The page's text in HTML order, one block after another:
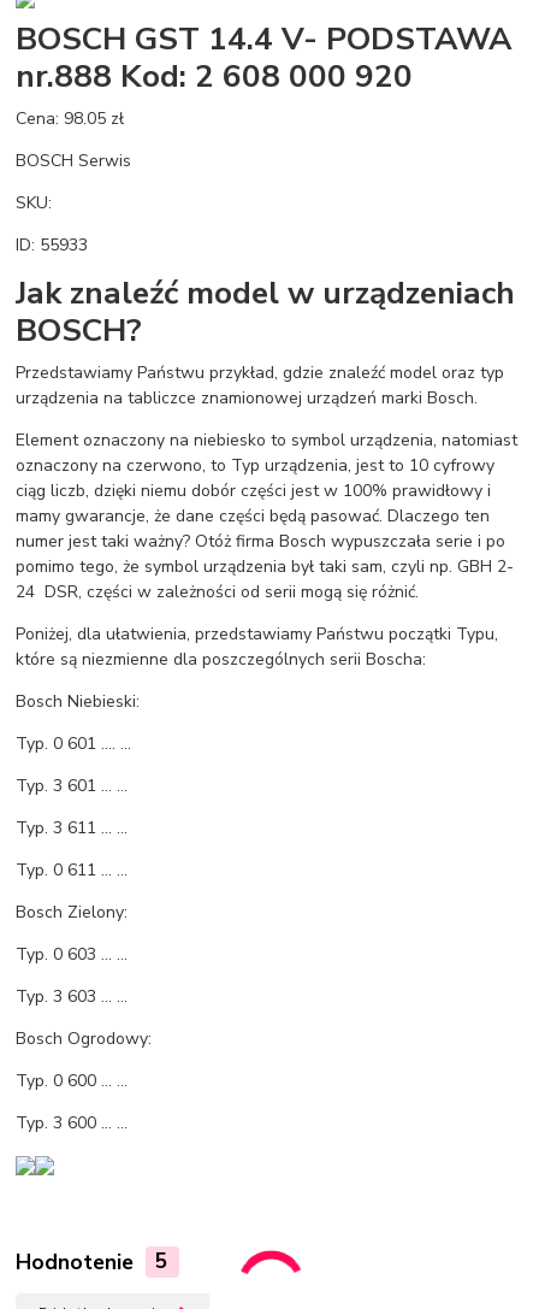
BOSCH GST 14.4 V- PODSTAWA
nr.888 Kod: 2 608 000 920
Cena: 98.05 zł
BOSCH Serwis
SKU:
ID: 55933
Jak znaleźć model w urządzeniach
BOSCH?
Przedstawiamy Państwu przykład, gdzie znaleźć model oraz typ
urządzenia na tabliczce znamionowej urządzeń marki Bosch.
Element oznaczony na niebiesko to symbol urządzenia, natomiast
oznaczony na czerwono, to Typ urządzenia, jest to 10 cyfrowy
ciąg liczb, dzięki niemu dobór części jest w 100% prawidłowy i
mamy gwarancje, że dane części będą pasować. Dlaczego ten
numer jest taki ważny? Otóż firma Bosch wypuszczała serie i po
pomimo tego, że symbol urządzenia był taki sam, czyli np. GBH 2-
24 DSR, części w zależności od serii mogą się różnić.
Poniżej, dla ułatwienia, przedstawiamy Państwu początki Typu,
które są niezmienne dla poszczególnych serii Boscha:
Bosch Niebieski:
Typ. 0 601 .... ...
Typ. 3 601 ... ...
Typ. 3 611 ... ...
Typ. 0 611 ... ...
Bosch Zielony:
Typ. 0 603 ... ...
Typ. 3 603 ... ...
Bosch Ogrodowy:
Typ. 0 600 ... ...
Typ. 3 600 ... ...
Hodnotenie 5